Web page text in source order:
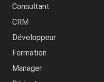
Consultant
CRM
Développeur
Formation
Manager